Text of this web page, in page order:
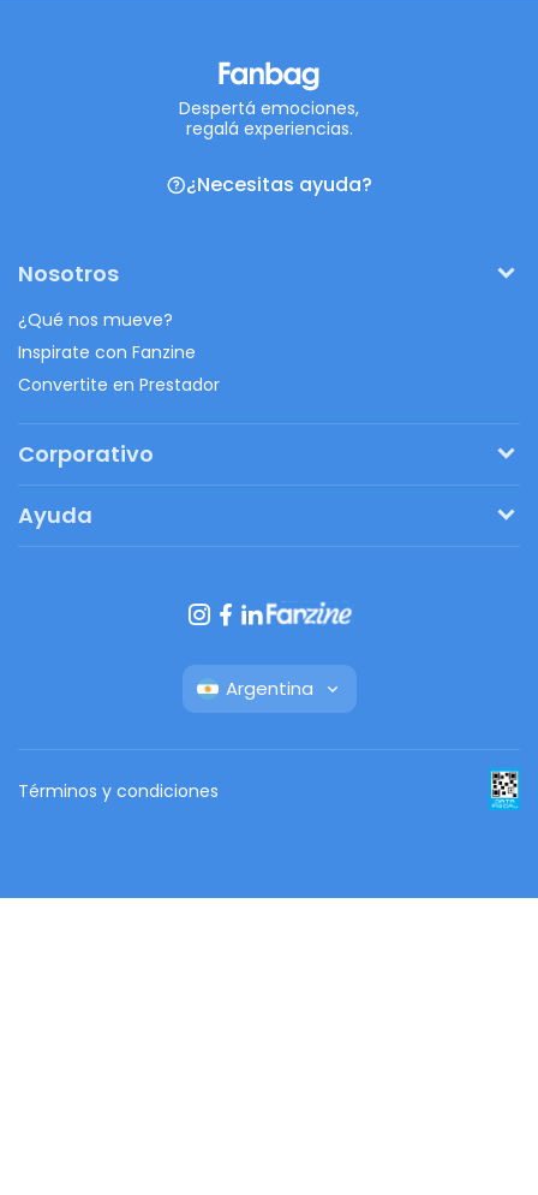
Despertá emociones,
regalá experiencias.
¿Necesitas ayuda?
Nosotros
¿Qué nos mueve?
Inspirate con Fanzine
Convertite en Prestador
Corporativo
Regalos originales
Ayuda
Botón de arrepentimiento
Argentina
Términos y condiciones